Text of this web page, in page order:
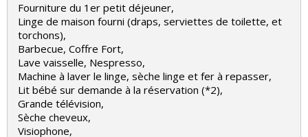
Fourniture du 1er petit déjeuner,
Linge de maison fourni (draps, serviettes de toilette, et
torchons),
Barbecue, Coffre Fort,
Lave vaisselle, Nespresso,
Machine à laver le linge, sèche linge et fer à repasser,
Lit bébé sur demande à la réservation (*2),
Grande télévision,
Sèche cheveux,
Visiophone,